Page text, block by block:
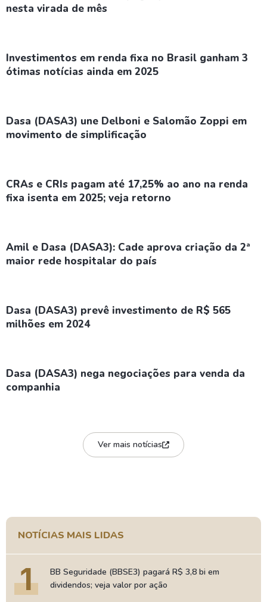
nesta virada de mês
Investimentos em renda fixa no Brasil ganham 3
ótimas notícias ainda em 2025
Dasa (DASA3) une Delboni e Salomão Zoppi em
movimento de simplificação
CRAs e CRIs pagam até 17,25% ao ano na renda
fixa isenta em 2025; veja retorno
Amil e Dasa (DASA3): Cade aprova criação da 2ª
maior rede hospitalar do país
Dasa (DASA3) prevê investimento de R$ 565
milhões em 2024
Dasa (DASA3) nega negociações para venda da
companhia
Ver mais notícias
NOTÍCIAS MAIS LIDAS
1
BB Seguridade (BBSE3) pagará R$ 3,8 bi em
dividendos; veja valor por ação